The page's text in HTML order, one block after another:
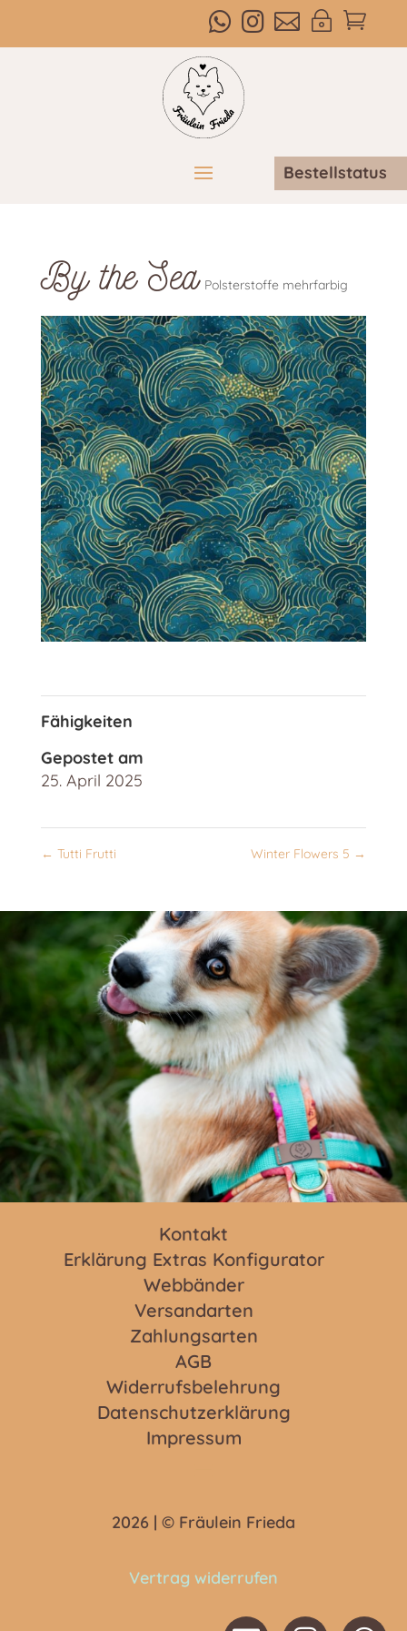

~



Bestellstatus
By the Sea Polsterstoffe mehrfarbig
Fähigkeiten
Gepostet am
25. April 2025
← Tutti Frutti Winter Flowers 5 →
Kontakt
Erklärung Extras Konfigurator
Webbänder
Versandarten
Zahlungsarten
AGB
Widerrufsbelehrung
Datenschutzerklärung
Impressum
2026 | © Fräulein Frieda
Vertrag widerrufen